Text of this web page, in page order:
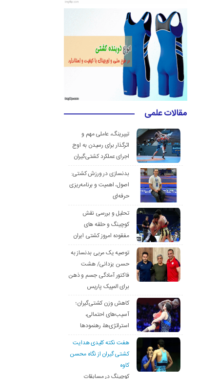
مقالات علمی
تیپرینگ، عاملی مهم و
اثرگذار برای رسیدن به اوج
اجرای عملکرد کشتی‌گیران
بدنسازی در ورزش کشتی:
اصول، اهمیت و برنامه‌ریزی
حرفه‌ای
تحلیل و بررسی نقش
کوچینگ و حلقه های
مفقوده امروز کشتی ایران
توصیه یک مربی بدنساز به
حسن یزدانی/ هشت
فاکتور آمادگی جسم و ذهن
برای المپیک پاریس
کاهش وزن کشتی‌گیران؛
آسیب‌های احتمالی،
استراتژی‌ها، رهنمودها
هفت نکته کلیدی هدایت
کشتی گیران از نگاه محسن
کاوه
کوچینگ در مسابقات